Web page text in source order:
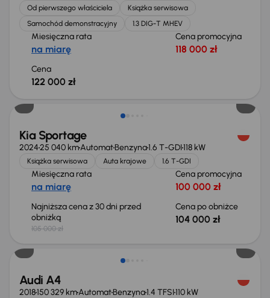
Od pierwszego właściciela
Książka serwisowa
Samochód demonstracyjny
1.3 DIG-T MHEV
Miesięczna rata
na miarę
Cena promocyjna
118 000 zł
Cena
122 000 zł
Kia Sportage
202425 040 kmAutomatBenzyna1.6 T-GDI118 kW
Książka serwisowa Auta krajowe 1.6 T-GDI
Miesięczna rata
na miarę
Cena promocyjna
100 000 zł
Najniższa cena z 30 dni przed
obniżką
105 000 zł
Cena po obniżce
104 000 zł
Taniej o 1 000 zł
Audi A4
2018150 329 kmAutomatBenzyna1.4 TFSI110 kW